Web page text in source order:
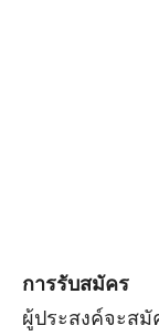
การรับสมัคร
ผู้ประสงค์จะส